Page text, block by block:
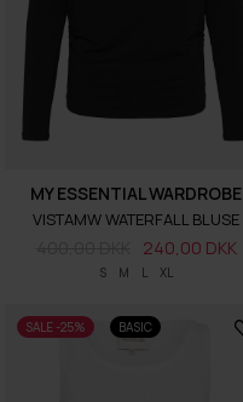
S M L XL
MY ESSENTIAL WARDROBE
VISTAMW WATERFALL BLUSE
240,00 DKK
SALE -25% BASIC